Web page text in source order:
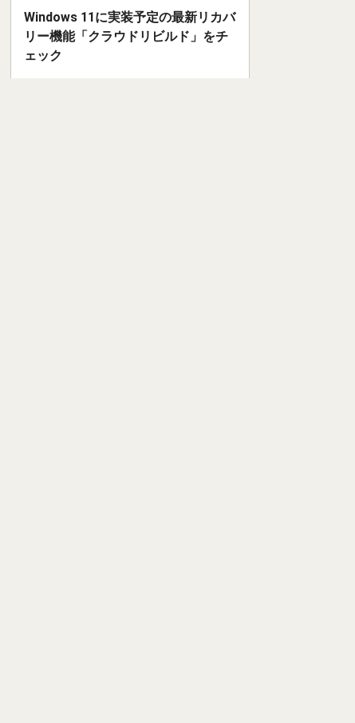
Windows 11に実装予定の最新リカバ
リー機能「クラウドリビルド」をチ
ェック